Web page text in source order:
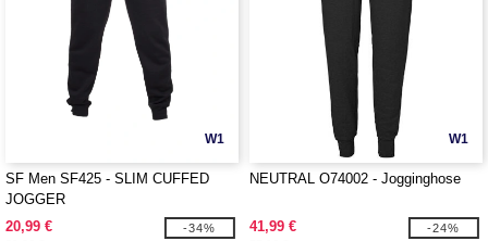
W1
SF Men SF425 - SLIM CUFFED
JOGGER
20,99 €
-34%
W1
NEUTRAL O74002 - Jogginghose
41,99 € -24%